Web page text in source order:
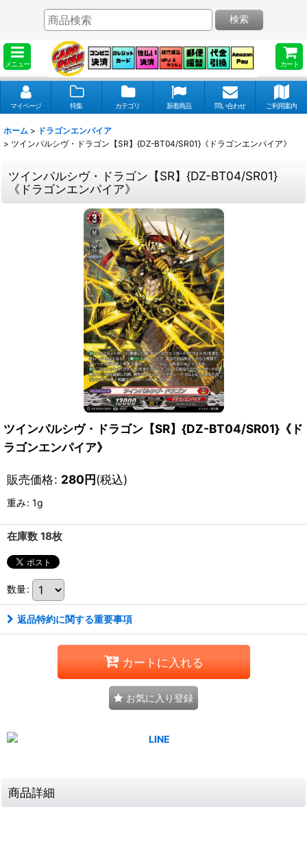
メニュー カート
検索
マイページ 特集 カテゴリ 新着商品 問い合わせ ご利用案内
ホーム > ドラゴンエンパイア
> ツインパルシヴ・ドラゴン【SR】{DZ-BT04/SR01}《ドラゴンエンパイア》
ツインパルシヴ・ドラゴン【SR】{DZ-BT04/SR01}
《ドラゴンエンパイア》
ツインパルシヴ・ドラゴン【SR】{DZ-BT04/SR01}《ド
ラゴンエンパイア》
販売価格: 280円(税込)
重み: 1g
在庫数 18枚
数量:
返品特約に関する重要事項
カートに入れる
お気に入り登録
商品詳細